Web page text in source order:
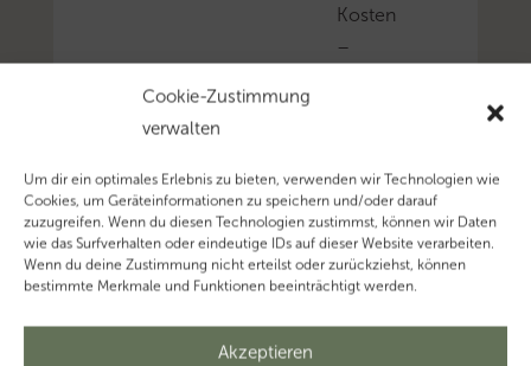
Cookie-Zustimmung
verwalten
Um dir ein optimales Erlebnis zu bieten, verwenden wir Technologien wie
Cookies, um Geräteinformationen zu speichern und/oder darauf
zuzugreifen. Wenn du diesen Technologien zustimmst, können wir Daten
wie das Surfverhalten oder eindeutige IDs auf dieser Website verarbeiten.
Wenn du deine Zustimmung nicht erteilst oder zurückziehst, können
bestimmte Merkmale und Funktionen beeinträchtigt werden.
Akzeptieren
Kosten
–
Wohnungsgröße
–
auch
steuerlich
abzugsfähig.
Mehr